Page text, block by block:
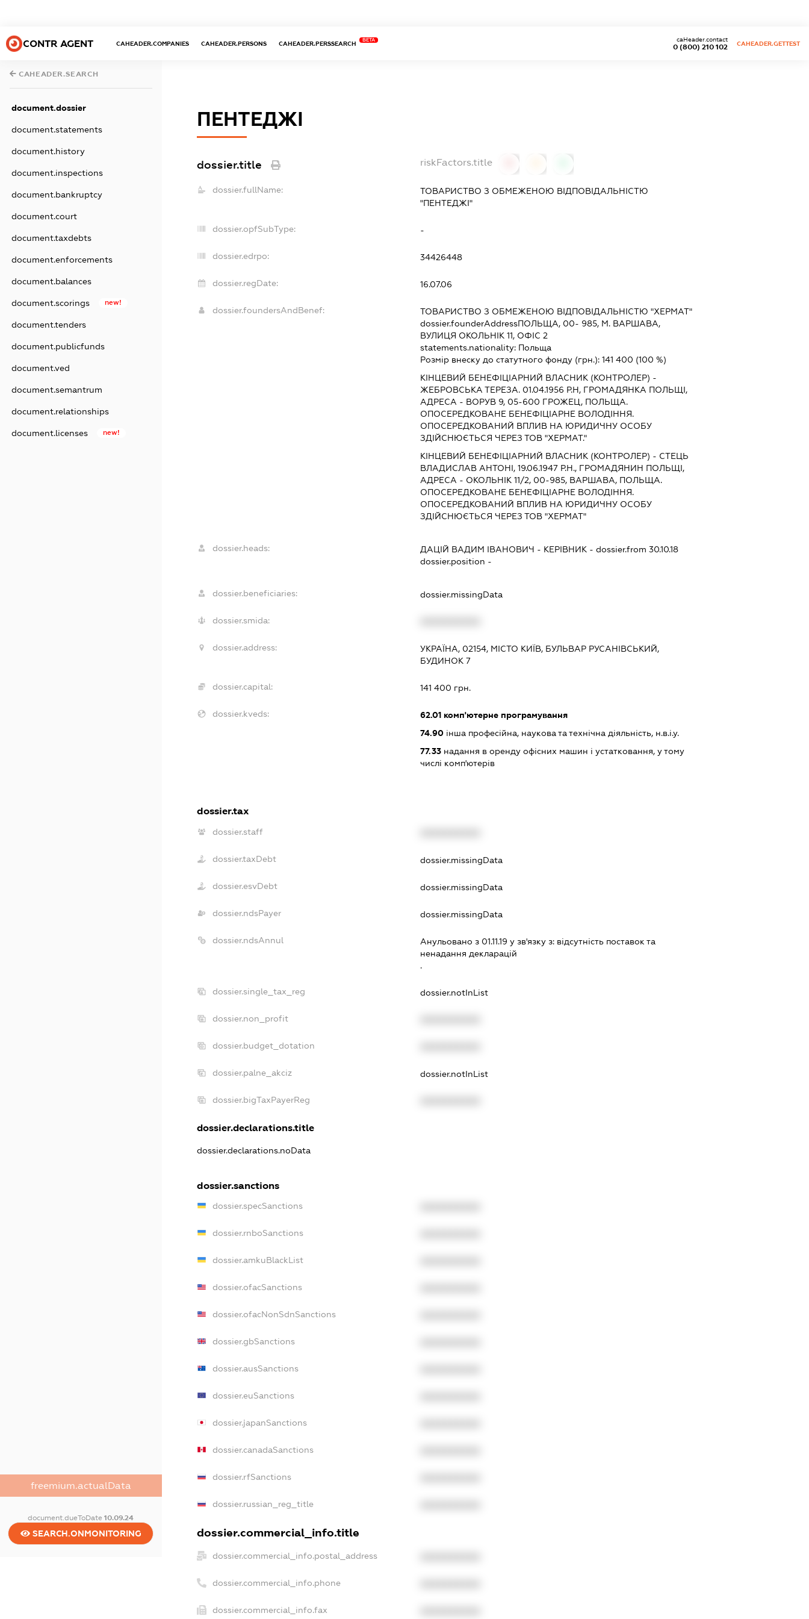
CONTR AGENT CAHEADER.COMPANIES CAHEADER.PERSONS CAHEADER.PERSSEARCH
BETA
0 (800) 210 102
caHeader.contact
CAHEADER.GETTEST
CAHEADER.SEARCH
document.dossier
document.statements
document.history
document.inspections
document.bankruptcy
document.court
document.taxdebts
document.enforcements
document.balances
document.scorings new!
document.tenders
document.publicfunds
document.ved
document.semantrum
document.relationships
document.licenses new!
freemium.actualData
document.dueToDate10.09.24
SEARCH.ONMONITORING
ПЕНТЕДЖІ
dossier.title riskFactors.title
dossier.fullName:
ТОВАРИСТВО З ОБМЕЖЕНОЮ ВІДПОВІДАЛЬНІСТЮ
"ПЕНТЕДЖІ"
dossier.opfSubType: -
dossier.edrpo: 34426448
dossier.regDate: 16.07.06
dossier.foundersAndBenef:
ТОВАРИСТВО З ОБМЕЖЕНОЮ ВІДПОВІДАЛЬНІСТЮ "ХЕРМАТ"
dossier.founderAddressПОЛЬЩА, 00- 985, М. ВАРШАВА,
ВУЛИЦЯ ОКОЛЬНІК 11, ОФІС 2
statements.nationality: Польща
Розмір внеску до статутного фонду (грн.):141 400 (100 %)
КІНЦЕВИЙ БЕНЕФІЦІАРНИЙ ВЛАСНИК (КОНТРОЛЕР) -
ЖЕБРОВСЬКА ТЕРЕЗА. 01.04.1956 Р.Н, ГРОМАДЯНКА ПОЛЬЩІ,
АДРЕСА - ВОРУВ 9, 05-600 ГРОЖЕЦ, ПОЛЬЩА.
ОПОСЕРЕДКОВАНЕ БЕНЕФІЦІАРНЕ ВОЛОДІННЯ.
ОПОСЕРЕДКОВАНИЙ ВПЛИВ НА ЮРИДИЧНУ ОСОБУ
ЗДІЙСНЮЄТЬСЯ ЧЕРЕЗ ТОВ "ХЕРМАТ."
КІНЦЕВИЙ БЕНЕФІЦІАРНИЙ ВЛАСНИК (КОНТРОЛЕР) - СТЕЦЬ
ВЛАДИСЛАВ АНТОНІ, 19.06.1947 Р.Н., ГРОМАДЯНИН ПОЛЬЩІ,
АДРЕСА - ОКОЛЬНІК 11/2, 00-985, ВАРШАВА, ПОЛЬЩА.
ОПОСЕРЕДКОВАНЕ БЕНЕФІЦІАРНЕ ВОЛОДІННЯ.
ОПОСЕРЕДКОВАНИЙ ВПЛИВ НА ЮРИДИЧНУ ОСОБУ
ЗДІЙСНЮЄТЬСЯ ЧЕРЕЗ ТОВ "ХЕРМАТ"
dossier.heads: ДАЦІЙ ВАДИМ ІВАНОВИЧ - КЕРІВНИК - dossier.from 30.10.18
dossier.position -
dossier.beneficiaries: dossier.missingData
dossier.smida:
dossier.address:
УКРАЇНА, 02154, МІСТО КИЇВ, БУЛЬВАР РУСАНІВСЬКИЙ,
БУДИНОК 7
dossier.capital: 141 400 грн.
dossier.kveds: 62.01 комп'ютерне програмування
74.90 інша професійна, наукова та технічна діяльність, н.в.і.у.
77.33 надання в оренду офісних машин і устатковання, у тому
числі комп'ютерів
dossier.tax
dossier.staff
dossier.taxDebt dossier.missingData
dossier.esvDebt dossier.missingData
dossier.ndsPayer dossier.missingData
dossier.ndsAnnul Анульовано з 01.11.19 у зв'язку з: вiдсутнiсть поставок та
ненадання декларацiй
.
dossier.single_tax_reg dossier.notInList
dossier.non_profit
dossier.budget_dotation
dossier.palne_akciz dossier.notInList
dossier.bigTaxPayerReg
dossier.declarations.title
dossier.declarations.noData
dossier.sanctions
dossier.specSanctions
dossier.rnboSanctions
dossier.amkuBlackList
dossier.ofacSanctions
dossier.ofacNonSdnSanctions
dossier.gbSanctions
dossier.ausSanctions
dossier.euSanctions
dossier.japanSanctions
dossier.canadaSanctions
dossier.rfSanctions
dossier.russian_reg_title
dossier.commercial_info.title
dossier.commercial_info.postal_address
dossier.commercial_info.phone
dossier.commercial_info.fax